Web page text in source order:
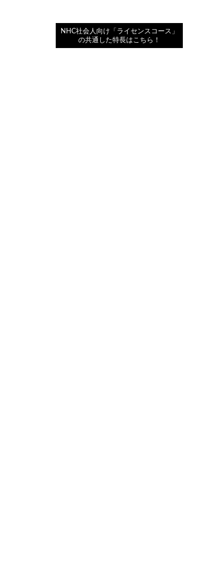
NHC社会人向け「ライセンスコース」
の共通した特長はこちら！